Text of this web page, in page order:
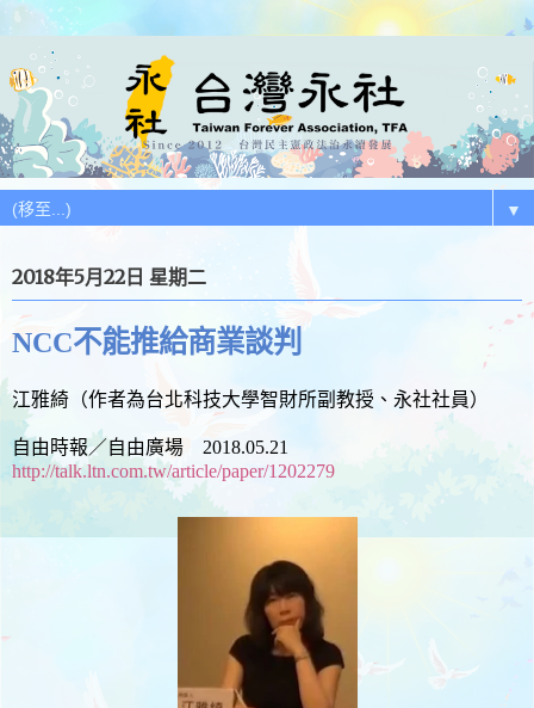
▼
2018年5月22日 星期二
NCC不能推給商業談判
江雅綺（作者為台北科技大學智財所副教授、永社社員）
自由時報／自由廣場 2018.05.21
http://talk.ltn.com.tw/article/paper/1202279